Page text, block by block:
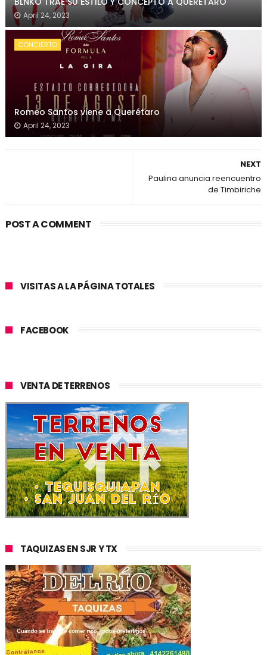
April 24, 2023
CONCIERTO
Romeo Santos viene a Querétaro
April 24, 2023
NEXT
Paulina anuncia reencuentro
de Timbiriche
POST A COMMENT
VISITAS A LA PÁGINA TOTALES
FACEBOOK
VENTA DE TERRENOS
TAQUIZAS EN SJR Y TX